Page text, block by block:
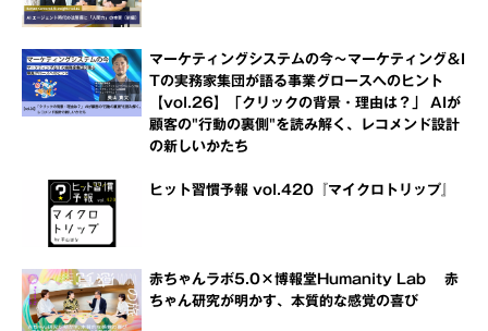
マーケティングシステムの今～マーケティング＆I
Tの実務家集団が語る事業グロースへのヒント
【vol.26】「クリックの背景・理由は？」 AIが
顧客の"行動の裏側"を読み解く、レコメンド設計
の新しいかたち
ヒット習慣予報 vol.420『マイクロトリップ』
赤ちゃんラボ5.0×博報堂Humanity Lab 赤
ちゃん研究が明かす、本質的な感覚の喜び